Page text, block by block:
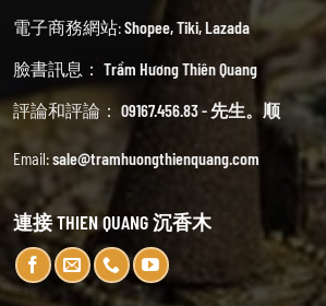
電子商務網站:Shopee,Tiki,Lazada
臉書訊息： Trầm Hương Thiên Quang
評論和評論： 09167.456.83 - 先生。顺
Email:sale@tramhuongthienquang.com
連接 THIEN QUANG 沉香木